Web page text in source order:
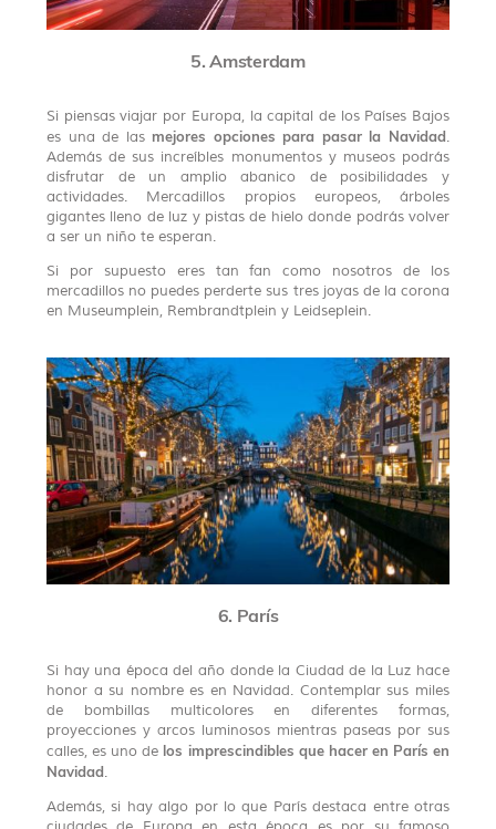
5. Amsterdam
Si piensas viajar por Europa, la capital de los Países Bajos
es una de lasmejores opciones para pasar la Navidad.
Además de sus increíbles monumentos y museos podrás
disfrutar de un amplio abanico de posibilidades y
actividades. Mercadillos propios europeos, árboles
gigantes lleno de luz y pistas de hielo donde podrás volver
a ser un niño te esperan.
Si por supuesto eres tan fan como nosotros de los
mercadillos no puedes perderte sus tres joyas de la corona
en Museumplein, Rembrandtplein y Leidseplein.
6. París
Si hay una época del año donde la Ciudad de la Luz hace
honor a su nombre es en Navidad. Contemplar sus miles
de bombillas multicolores en diferentes formas,
proyecciones y arcos luminosos mientras paseas por sus
calles, es uno de los imprescindibles que hacer en París en
Navidad.
Además, si hay algo por lo que París destaca entre otras